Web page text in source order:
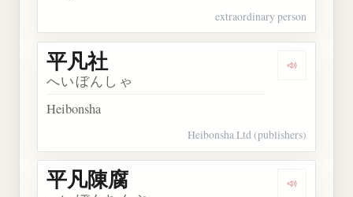
extraordinary person
Dengarkan
平凡社
へいぼんしゃ
Heibonsha
Heibonsha Ltd (publishers)
Dengarkan
平凡陳腐